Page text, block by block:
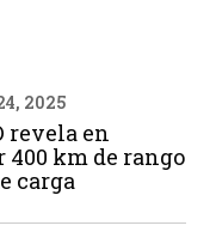
2025
revela en
km de rango
carga